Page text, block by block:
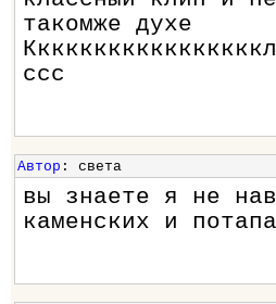
такомже духе
ссс
Автор : света
вы знаете я не
каменских и потапа